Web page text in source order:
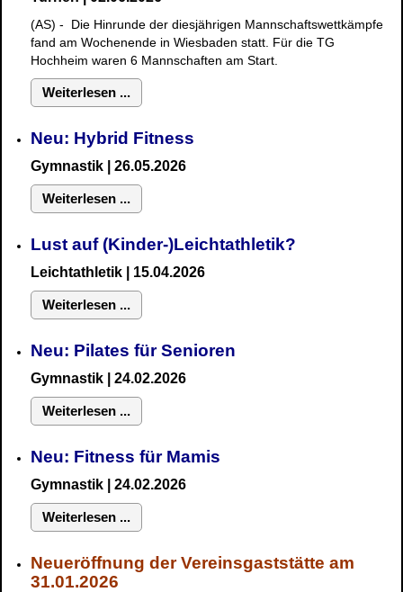
(AS) - Die Hinrunde der diesjährigen Mannschaftswettkämpfe
fand am Wochenende in Wiesbaden statt. Für die TG
Hochheim waren 6 Mannschaften am Start.
Weiterlesen ...
Neu: Hybrid Fitness
Gymnastik | 26.05.2026
Weiterlesen ...
Lust auf (Kinder-)Leichtathletik?
Leichtathletik | 15.04.2026
Weiterlesen ...
Neu: Pilates für Senioren
Gymnastik | 24.02.2026
Weiterlesen ...
Neu: Fitness für Mamis
Gymnastik | 24.02.2026
Weiterlesen ...
Neueröffnung der Vereinsgaststätte am
31.01.2026